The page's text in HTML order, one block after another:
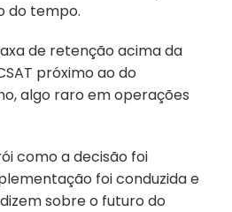
do tempo.
de retenção acima da
próximo ao do
algo raro em operações
como a decisão foi
foi conduzida e
sobre o futuro do